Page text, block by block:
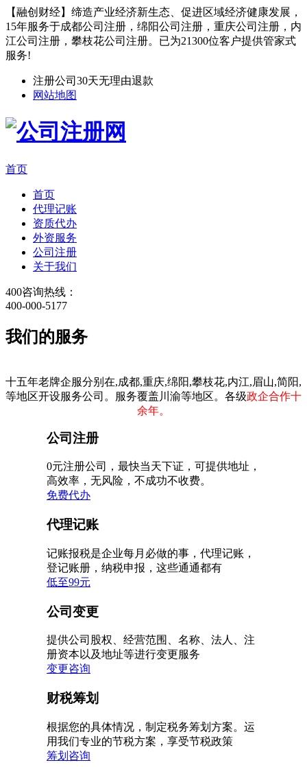
【融创财经】缔造产业经济新生态、促进区域经济健康发展，
15年服务于成都公司注册，绵阳公司注册，重庆公司注册，内
江公司注册，攀枝花公司注册。已为21300位客户提供管家式
服务!
注册公司30天无理由退款
网站地图
首页
首页
代理记账
资质代办
外资服务
公司注册
关于我们
400咨询热线：
400-000-5177
我们的服务
十五年老牌企服分别在,成都,重庆,绵阳,攀枝花,内江,眉山,简阳,
等地区开设服务公司。服务覆盖川渝等地区。各级政企合作十
余年。
公司注册
0元注册公司，最快当天下证，可提供地址，
高效率，无风险，不成功不收费。
免费代办
代理记账
记账报税是企业每月必做的事，代理记账，
登记账册，纳税申报，这些通通都有
低至99元
公司变更
提供公司股权、经营范围、名称、法人、注
册资本以及地址等进行变更服务
变更咨询
财税筹划
根据您的具体情况，制定税务筹划方案。运
用我们专业的节税方案，享受节税政策
筹划咨询